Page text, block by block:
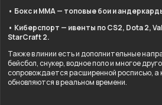
• Бокс и ММА — топовые бои и
• Киберспорт — ивенты по CS2, Dota 2,
StarCraft 2.
Также в линии есть и дополнительные
бейсбол, снукер, водное поло и многое
сопровождается расширенной росписью,
обновляются в реальном времени.